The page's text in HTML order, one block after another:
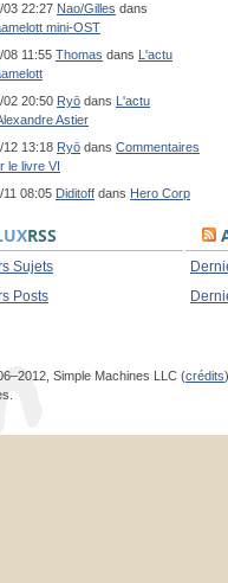
03 22:27 Nao/Gilles dans
mini-OST
08 11:55 Thomas dans L'actu
02 20:50 Ryō dans L'actu
Astier
12 13:18 Ryō dans Commentaires
le livre VI
11 08:05 Diditoff dans Hero Corp
RSS
Sujets
Posts
Simple Machines LLC (crédits)